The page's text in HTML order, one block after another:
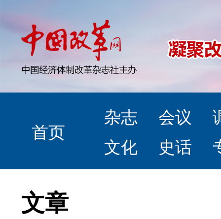
首页
杂志 会议
文化
史话
文章